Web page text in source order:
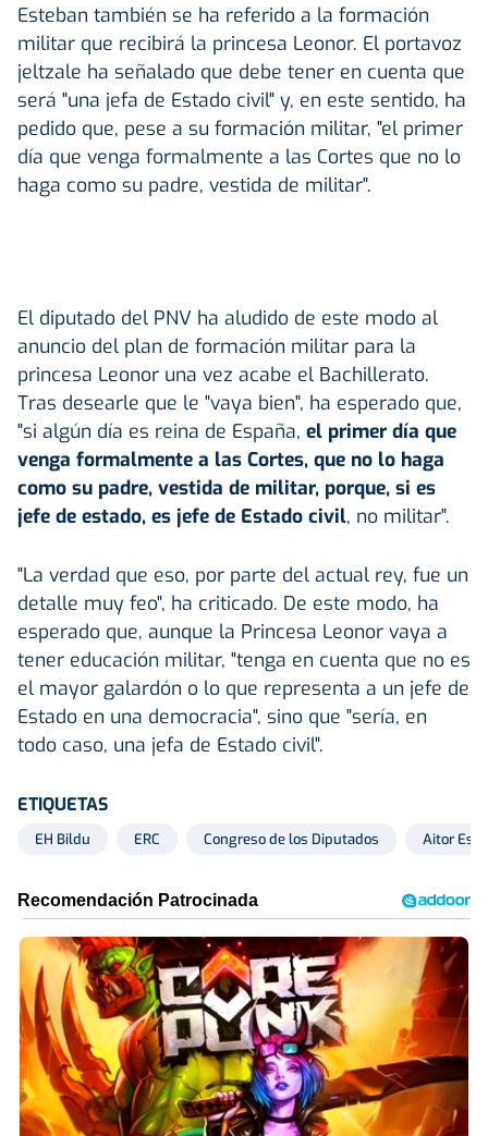
Esteban también se ha referido a la formación
militar que recibirá la princesa Leonor. El portavoz
jeltzale ha señalado que debe tener en cuenta que
será "una jefa de Estado civil" y, en este sentido, ha
pedido que, pese a su formación militar, "el primer
día que venga formalmente a las Cortes que no lo
haga como su padre, vestida de militar".
El diputado del PNV ha aludido de este modo al
anuncio del plan de formación militar para la
princesa Leonor una vez acabe el Bachillerato.
Tras desearle que le "vaya bien", ha esperado que,
"si algún día es reina de España, el primer día que
venga formalmente a las Cortes, que no lo haga
como su padre, vestida de militar, porque, si es
jefe de estado, es jefe de Estado civil, no militar".
"La verdad que eso, por parte del actual rey, fue un
detalle muy feo", ha criticado. De este modo, ha
esperado que, aunque la Princesa Leonor vaya a
tener educación militar, "tenga en cuenta que no es
el mayor galardón o lo que representa a un jefe de
Estado en una democracia", sino que "sería, en
todo caso, una jefa de Estado civil".
ETIQUETAS
EH Bildu ERC Congreso de los Diputados Aitor